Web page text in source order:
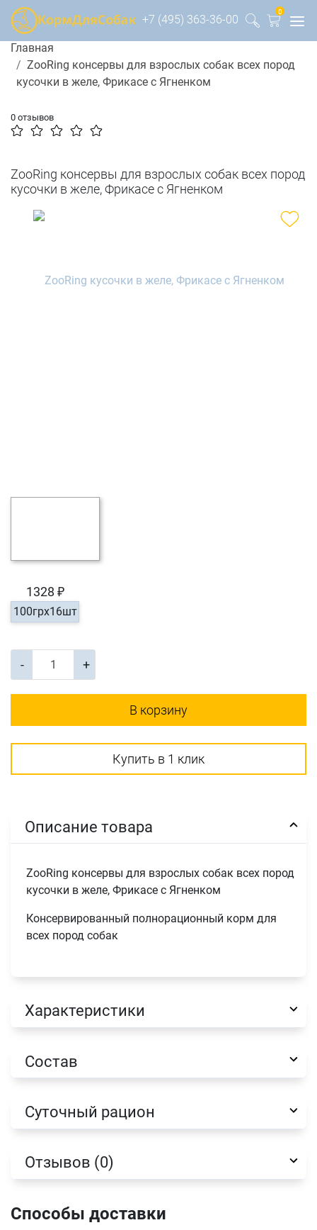
+7 (495) 363-36-00
0
Главная
ZooRing консервы для взрослых собак всех пород
кусочки в желе, Фрикасе с Ягненком
0 отзывов
ZooRing консервы для взрослых собак всех пород
кусочки в желе, Фрикасе с Ягненком
1328 ₽
100грх16шт
- +
В корзину
Купить в 1 клик
Описание товара
ZooRing консервы для взрослых собак всех пород
кусочки в желе, Фрикасе с Ягненком
Консервированный полнорационный корм для
всех пород собак
Характеристики
Состав
Суточный рацион
Отзывов (0)
Способы доставки
Имя